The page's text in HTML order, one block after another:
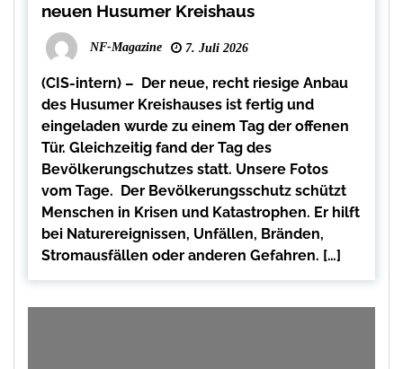
neuen Husumer Kreishaus
NF-Magazine 7. Juli 2026
(CIS-intern) – Der neue, recht riesige Anbau
des Husumer Kreishauses ist fertig und
eingeladen wurde zu einem Tag der offenen
Tür. Gleichzeitig fand der Tag des
Bevölkerungschutzes statt. Unsere Fotos
vom Tage. Der Bevölkerungsschutz schützt
Menschen in Krisen und Katastrophen. Er hilft
bei Naturereignissen, Unfällen, Bränden,
Stromausfällen oder anderen Gefahren. […]